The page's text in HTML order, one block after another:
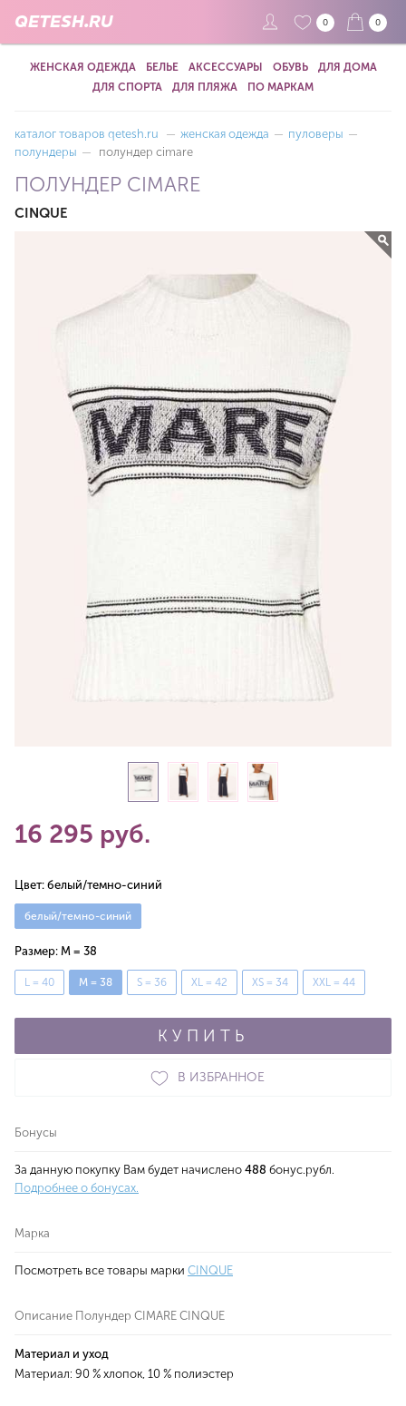
QETESH.RU 0 0
ЖЕНСКАЯ ОДЕЖДА БЕЛЬЕ АКСЕССУАРЫ ОБУВЬ
ДЛЯ ДОМА
ДЛЯ СПОРТА
ДЛЯ ПЛЯЖА ПО МАРКАМ
каталог товаров qetesh.ru — женская одежда — пуловеры —
полундеры — полундер cimare
ПОЛУНДЕР CIMARE
CINQUE
16 295 руб.
Цвет: белый/темно-синий
белый/темно-синий
Размер: M = 38
L = 40 M = 38 S = 36 XL = 42 XS = 34 XXL = 44
КУПИТЬ
В ИЗБРАННОЕ
Бонусы
За данную покупку Вам будет начислено 488 бонус.рубл.
Подробнее о бонусах.
Марка
Посмотреть все товары марки CINQUE
Описание Полундер CIMARE CINQUE
Материал и уход
Материал: 90 % хлопок, 10 % полиэстер